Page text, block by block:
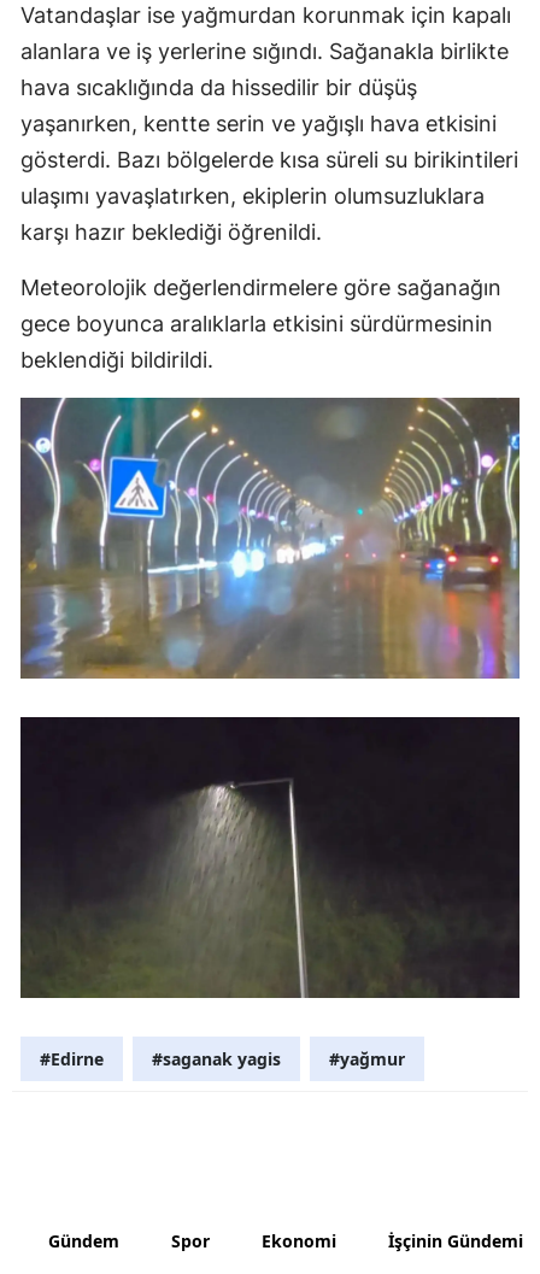
Gümüşhane
Hatay
İstanbul
İzmir
Kastamonu
Kayseri
Kırklareli
Kırşehir
Kocaeli
Konya
Kütahya
Vatandaşlar ise yağmurdan korunmak için kapalı
alanlara ve iş yerlerine sığındı. Sağanakla birlikte
hava sıcaklığında da hissedilir bir düşüş
yaşanırken, kentte serin ve yağışlı hava etkisini
gösterdi. Bazı bölgelerde kısa süreli su birikintileri
ulaşımı yavaşlatırken, ekiplerin olumsuzluklara
karşı hazır beklediği öğrenildi.
Meteorolojik değerlendirmelere göre sağanağın
gece boyunca aralıklarla etkisini sürdürmesinin
beklendiği bildirildi.
#Edirne #saganak yagis #yağmur
Gündem Spor Ekonomi İşçinin Gündemi